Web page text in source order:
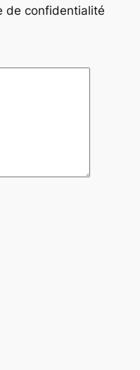
de confidentialité